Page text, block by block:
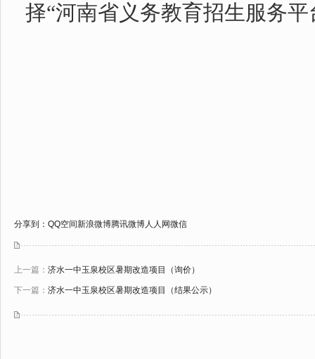
择“河南省义务教育招生服务
分享到： QQ空间新浪微博腾讯微博人人网微信
上一篇： 济水一中玉泉校区暑期改造项目（询价）
下一篇： 济水一中玉泉校区暑期改造项目（结果公示）